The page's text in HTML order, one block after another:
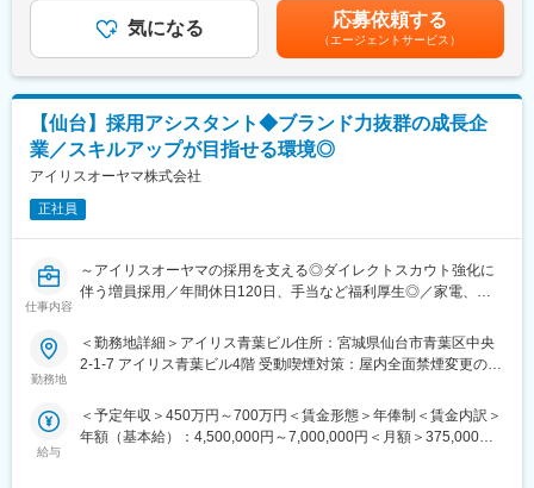
◆年間応募数20,000人以上のアイリスオーヤマで事務の経験を活
かしませんか？
得意分野からお任せしますので、ぜひ面接でお話ください！
◆やりがい
採用活動を通じた企業ブランディングの向上を実現してくださ
い。
◆働く環境について
メンバー：仙台6名・東京1名の7名チームです。男女比（５：
環境：浜松町クレアタワーは【大門駅徒歩1分】・青葉ビルでは
【仙台駅徒歩5分】と好立地！
■当社について：
◇当社の社風は「挑戦」「変化対応」となっており、ボトムアッ
下する可能性があります。月給(月額)は固定手当を含めた表記で
す。
気になる 応募依頼する
（エージェントサービス）
【仙台】採用アシスタント◆ブランド力抜群の成長企
業／スキルアップが目指せる環境◎
アイリスオーヤマ株式会社
正社員
仕事内容
～アイリスオーヤマの採用を支える◎ダイレクトスカウト強化に
伴う増員採用／年間休日120日、手当など福利厚生◎／家電、日
■業務内容：
ウト運用、データ分析・改善まで一気通貫で担い、採用成果の最
大化を推進いただきます。
勤務地
＜勤務地詳細＞アイリス青葉ビル住所：宮城県仙台市青葉区中央
2-1-7 アイリス青葉ビル4階 受動喫煙対策：屋内全面禁煙変更の範
給与
＜予定年収＞450万円～700万円＜賃金形態＞年俸制＜賃金内訳＞
年額（基本給）：4,500,000円～7,000,000円＜月額＞375,000円